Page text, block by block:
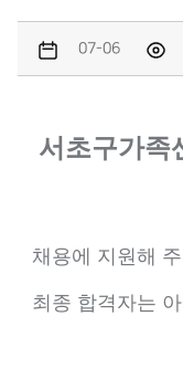
07-06
서초구가족
채용에 지원해
최종 합격자는